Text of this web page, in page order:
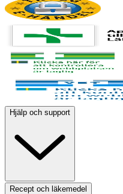
Hjälp och support
Recept och läkemedel